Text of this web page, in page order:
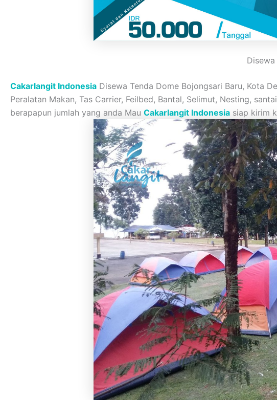
Cakarlangit Indonesia Disewa Tenda Dome Bojongsari Baru, Kota
Peralatan Makan, Tas Carrier, Feilbed, Bantal, Selimut, Nesting,
berapapun jumlah yang anda Mau Cakarlangit Indonesia siap kirim